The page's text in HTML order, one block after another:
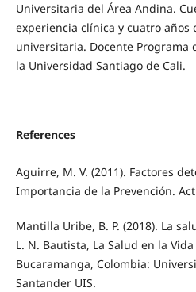
Universitaria del Área Andina.
experiencia clínica y cuatro años
universitaria. Docente Programa
la Universidad Santiago de Cali.
References
Aguirre, M. V. (2011). Factores
Importancia de la Prevención.
Mantilla Uribe, B. P. (2018). La
L. N. Bautista, La Salud en la
Bucaramanga, Colombia:
Santander UIS.